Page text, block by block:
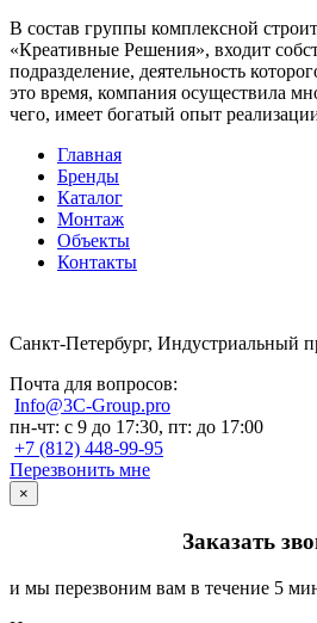
В состав группы комплексной
«Креативные Решения», входит
подразделение, деятельность
это время, компания осуществила
чего, имеет богатый опыт
Главная
Бренды
Каталог
Монтаж
Объекты
Контакты
Санкт-Петербург, Индустриальный
Почта для вопросов:
Info@3C-Group.pro
пн-чт: с 9 до 17:30, пт: до 17:00
+7 (812) 448-99-95
Перезвонить мне
×
Заказать
и мы перезвоним вам в течение 5